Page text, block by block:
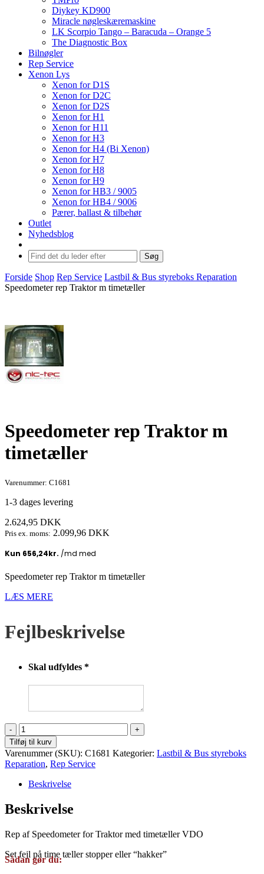
Diykey KD900
Miracle nøgleskæremaskine
LK Scorpio Tango – Baracuda – Orange 5
The Diagnostic Box
Bilnøgler
Rep Service
Xenon Lys
Xenon for D1S
Xenon for D2C
Xenon for D2S
Xenon for H1
Xenon for H11
Xenon for H3
Xenon for H4 (Bi Xenon)
Xenon for H7
Xenon for H8
Xenon for H9
Xenon for HB3 / 9005
Xenon for HB4 / 9006
Pærer, ballast & tilbehør
Outlet
Nyhedsblog
Søg
Forside Shop Rep Service Lastbil & Bus styreboks Reparation
Speedometer rep Traktor m timetæller
Speedometer rep Traktor m
timetæller
Varenummer: C1681
1-3 dages levering
2.624,95 DKK
Pris ex. moms: 2.099,96 DKK
Speedometer rep Traktor m timetæller
LÆS MERE
Fejlbeskrivelse
Skal udfyldes *
Speedometer
rep
Traktor
m
timetæller
antal
Tilføj til kurv
Varenummer (SKU): C1681 Kategorier: Lastbil & Bus styreboks
Reparation, Rep Service
Beskrivelse
Beskrivelse
Rep af Speedometer for Traktor med timetæller VDO
Set fejl på time tæller stopper eller “hakker”
Sådan gør du: